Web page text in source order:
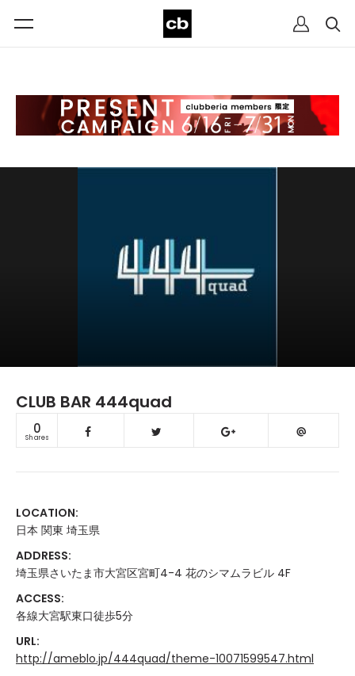
CLUB BAR 444quad
0
Shares
LOCATION:
日本 関東 埼玉県
ADDRESS:
埼玉県さいたま市大宮区宮町4-4 花のシマムラビル 4F
ACCESS:
各線大宮駅東口徒歩5分
URL:
http://ameblo.jp/444quad/theme-10071599547.html